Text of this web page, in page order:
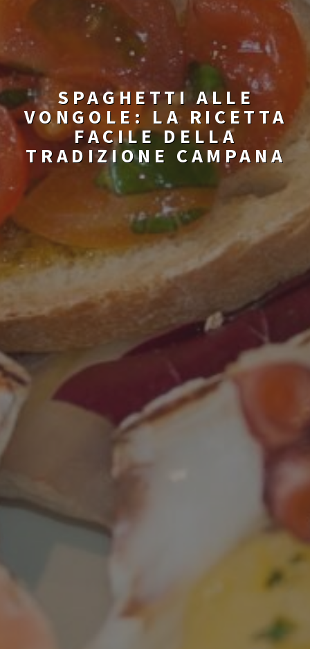
SPAGHETTI ALLE
VONGOLE: LA RICETTA
FACILE DELLA
TRADIZIONE CAMPANA